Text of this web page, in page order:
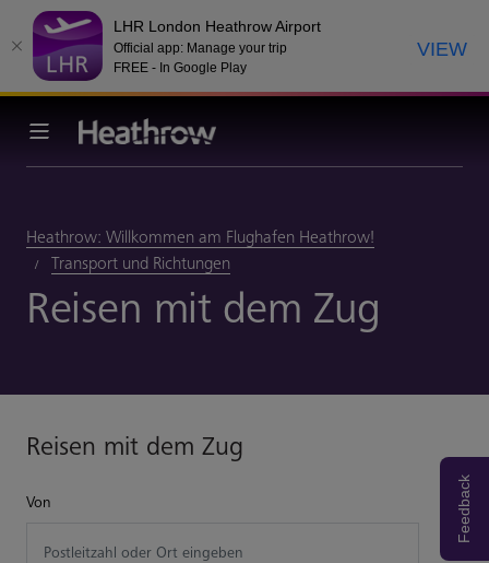
LHR London Heathrow Airport
Official app: Manage your trip
FREE - In Google Play
VIEW
Heathrow: Willkommen am Flughafen Heathrow!
Transport und Richtungen
Reisen mit dem Zug
Reisen mit dem Zug
Von
Postleitzahl oder Ort eingeben
Feedback